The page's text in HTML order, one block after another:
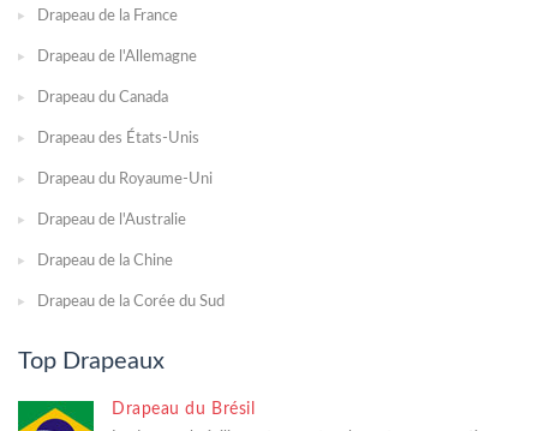
Drapeau de la France
Drapeau de l'Allemagne
Drapeau du Canada
Drapeau des États-Unis
Drapeau du Royaume-Uni
Drapeau de l'Australie
Drapeau de la Chine
Drapeau de la Corée du Sud
Top Drapeaux
Drapeau du Brésil